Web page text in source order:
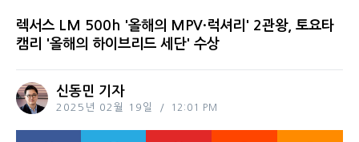
렉서스 LM 500h '올해의 MPV·럭셔리' 2관왕, 토요타
캠리 '올해의 하이브리드 세단' 수상
신동민 기자
2025년 02월 19일 12:01 PM